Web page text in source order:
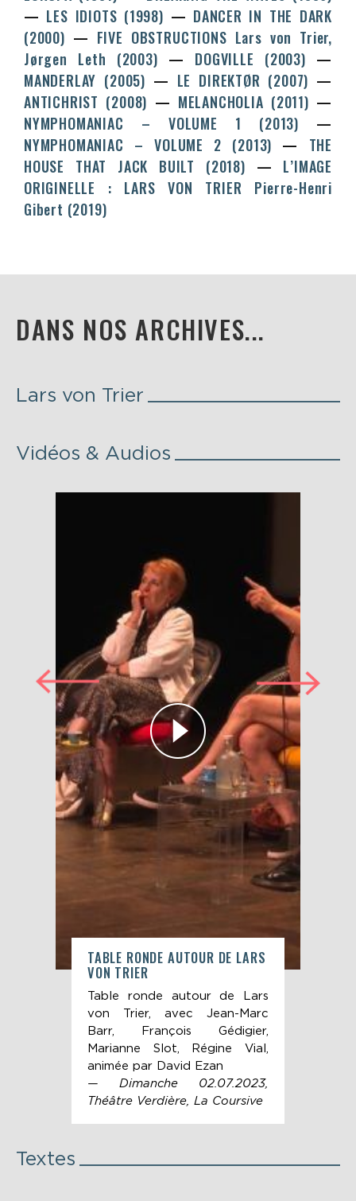
LES IDIOTS (1998)
DANCER IN THE DARK
(2000)
FIVE OBSTRUCTIONS Lars von Trier,
Jørgen Leth (2003)
DOGVILLE (2003)
MANDERLAY (2005)
LE DIREKTØR (2007)
ANTICHRIST (2008)
MELANCHOLIA (2011)
NYMPHOMANIAC – VOLUME 1 (2013)
NYMPHOMANIAC – VOLUME 2 (2013)
THE
HOUSE THAT JACK BUILT (2018)
L’IMAGE
ORIGINELLE : LARS VON TRIER Pierre-Henri
Gibert (2019)
DANS NOS ARCHIVES...
Lars von Trier
Vidéos & Audios
TABLE RONDE AUTOUR DE LARS
VON TRIER
Table ronde autour de Lars
von Trier, avec Jean-Marc
Barr, François Gédigier,
Marianne Slot, Régine Vial,
animée par David Ezan
— Dimanche 02.07.2023,
Théâtre Verdière, La Coursive
Textes